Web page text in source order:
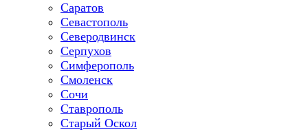
Саратов
Севастополь
Северодвинск
Серпухов
Симферополь
Смоленск
Сочи
Ставрополь
Старый Оскол